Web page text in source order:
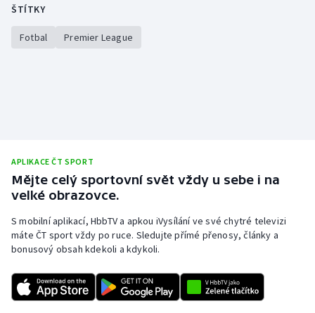
ŠTÍTKY
Fotbal Premier League
APLIKACE ČT SPORT
Mějte celý sportovní svět vždy u sebe i na
velké obrazovce.
S mobilní aplikací, HbbTV a apkou iVysílání ve své chytré televizi
máte ČT sport vždy po ruce. Sledujte přímé přenosy, články a
bonusový obsah kdekoli a kdykoli.